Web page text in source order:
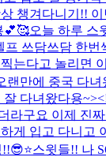
챙겨다니기!!
💕🥰오늘 하루 스
프 쓰담쓰담 한번
는다고 놀리면
오랜만에 중국 다
다녀왔다용
라구요 이제 진
게 입고 다니고
스윗들!! 나